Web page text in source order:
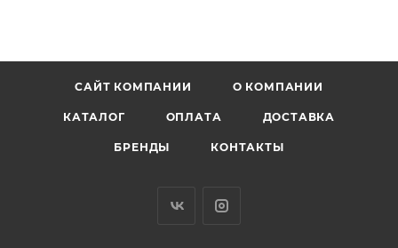
САЙТ КОМПАНИИ О КОМПАНИИ
КАТАЛОГ ОПЛАТА ДОСТАВКА
БРЕНДЫ КОНТАКТЫ